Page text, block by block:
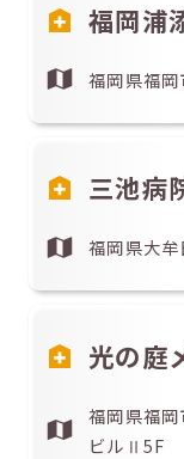
福岡浦
福岡県福
三池病
福岡県大
光の庭
福岡県福
ビルⅡ5F